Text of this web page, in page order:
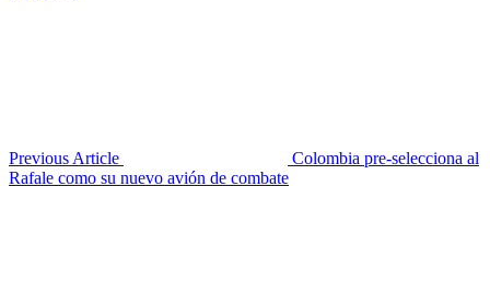
Previous Article
Colombia pre-selecciona al
Rafale como su nuevo avión de combate